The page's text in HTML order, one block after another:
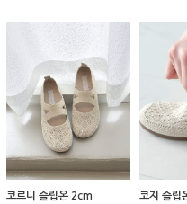
코르니 슬립온 2cm
코지 슬립